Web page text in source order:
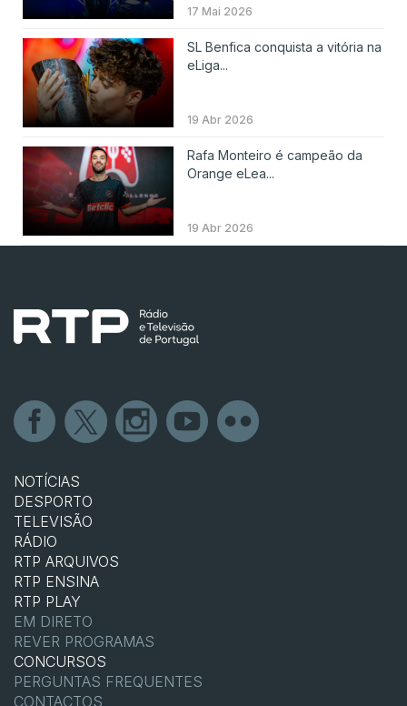
17 Mai 2026
SL Benfica conquista a vitória na
eLiga...
19 Abr 2026
Rafa Monteiro é campeão da
Orange eLea...
19 Abr 2026
NOTÍCIAS
DESPORTO
TELEVISÃO
RÁDIO
RTP ARQUIVOS
RTP ENSINA
RTP PLAY
EM DIRETO
REVER PROGRAMAS
CONCURSOS
PERGUNTAS FREQUENTES
CONTACTOS